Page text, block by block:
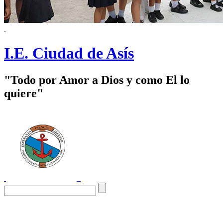
.
I.E. Ciudad de Asís
"Todo por Amor a Dios y como El lo
quiere"